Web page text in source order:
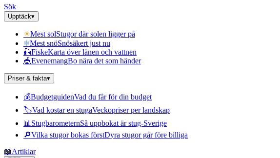
Sök
Upptäck▾
☀Mest solStugor där solen ligger på
❄Mest snöSnösäkert just nu
🎣FiskeKarta över länen och vattnen
🎪EvenemangBo nära det som händer
Priser & fakta▾
💰BudgetguidenVad du får för din budget
🏷Vad kostar en stugaVeckopriser per landskap
📊 StugbarometernSå uppbokat är stug-Sverige
🔎Vilka stugor bokas förstDyra stugor går före billiga
📖Artiklar